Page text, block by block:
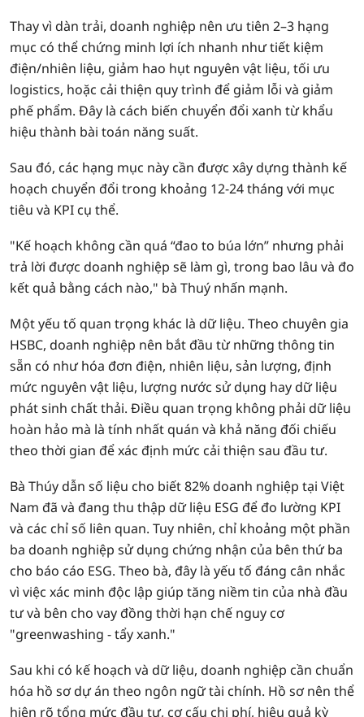
Thay vì dàn trải, doanh nghiệp nên ưu tiên 2–3 hạng
mục có thể chứng minh lợi ích nhanh như tiết kiệm
điện/nhiên liệu, giảm hao hụt nguyên vật liệu, tối ưu
logistics, hoặc cải thiện quy trình để giảm lỗi và giảm
phế phẩm. Đây là cách biến chuyển đổi xanh từ khẩu
hiệu thành bài toán năng suất.
Sau đó, các hạng mục này cần được xây dựng thành kế
hoạch chuyển đổi trong khoảng 12-24 tháng với mục
tiêu và KPI cụ thể.
"Kế hoạch không cần quá “đao to búa lớn” nhưng phải
trả lời được doanh nghiệp sẽ làm gì, trong bao lâu và đo
kết quả bằng cách nào," bà Thuý nhấn mạnh.
Một yếu tố quan trọng khác là dữ liệu. Theo chuyên gia
HSBC, doanh nghiệp nên bắt đầu từ những thông tin
sẵn có như hóa đơn điện, nhiên liệu, sản lượng, định
mức nguyên vật liệu, lượng nước sử dụng hay dữ liệu
phát sinh chất thải. Điều quan trọng không phải dữ liệu
hoàn hảo mà là tính nhất quán và khả năng đối chiếu
theo thời gian để xác định mức cải thiện sau đầu tư.
Bà Thúy dẫn số liệu cho biết 82% doanh nghiệp tại Việt
Nam đã và đang thu thập dữ liệu ESG để đo lường KPI
và các chỉ số liên quan. Tuy nhiên, chỉ khoảng một phần
ba doanh nghiệp sử dụng chứng nhận của bên thứ ba
cho báo cáo ESG. Theo bà, đây là yếu tố đáng cân nhắc
vì việc xác minh độc lập giúp tăng niềm tin của nhà đầu
tư và bên cho vay đồng thời hạn chế nguy cơ
"greenwashing - tẩy xanh."
Sau khi có kế hoạch và dữ liệu, doanh nghiệp cần chuẩn
hóa hồ sơ dự án theo ngôn ngữ tài chính. Hồ sơ nên thể
hiện rõ tổng mức đầu tư, cơ cấu chi phí, hiệu quả kỳ